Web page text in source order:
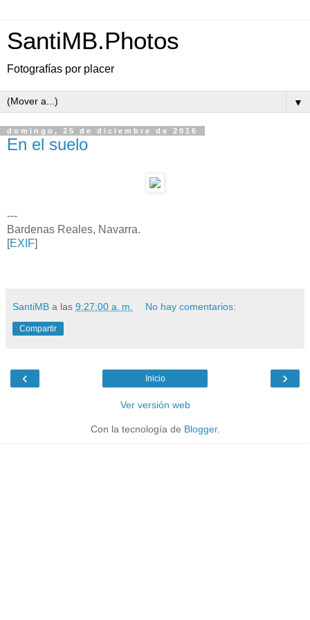
SantiMB.Photos
Fotografías por placer
▼
domingo, 25 de diciembre de 2016
En el suelo
---
Bardenas Reales, Navarra.
[EXIF]
SantiMB a las 9:27:00 a. m. No hay comentarios:
Compartir
‹ ›
Inicio
Ver versión web
Con la tecnología de Blogger.